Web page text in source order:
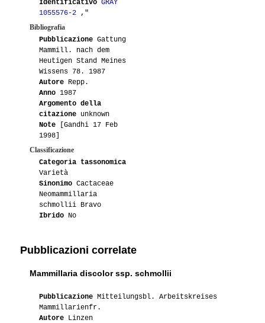
Identificativo GRAY
1055576-2
,"
Bibliografia
Pubblicazione Gattung
Mammill. nach dem
Heutigen Stand Meines
Wissens 78. 1987
Autore Repp.
Anno 1987
Argomento della
citazione unknown
Note [Gandhi 17 Feb
1998]
Classificazione
Categoria tassonomica
Varietà
Sinonimo Cactaceae
Neomammillaria
schmollii Bravo
Ibrido No
Pubblicazioni correlate
Mammillaria discolor ssp. schmollii
Pubblicazione Mitteilungsbl. Arbeitskreises
Mammillarienfr.
Autore Linzen